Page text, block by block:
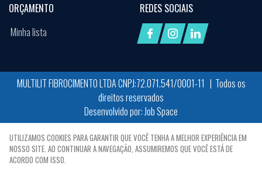
ORÇAMENTO
Minha lista
REDES SOCIAIS
MULTILIT FIBROCIMENTO LTDA CNPJ:72.071.541/0001-11 | Todos os
direitos reservados
Desenvolvido por:Job Space
UTILIZAMOS COOKIES PARA GARANTIR QUE VOCÊ TENHA A MELHOR EXPERIÊNCIA EM
NOSSO SITE. AO CONTINUAR A NAVEGAÇÃO, ASSUMIREMOS QUE VOCÊ ESTÁ DE
ACORDO COM ISSO.
X